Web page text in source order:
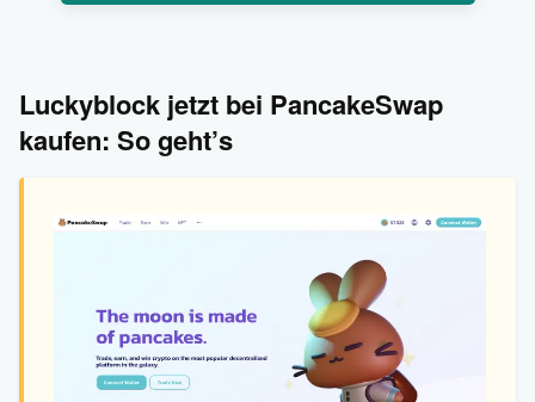
Luckyblock jetzt bei PancakeSwap
kaufen: So geht’s